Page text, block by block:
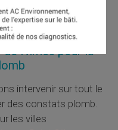
réaliser des
DRIPPen France.
Nimes pour la
intervenir sur tout le
des constats plomb.
les villes